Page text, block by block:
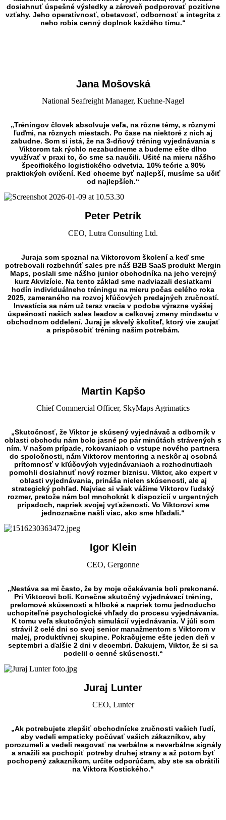
dosiahnuť úspešné výsledky a zároveň podporovať pozitívne
vzťahy. Jeho operatívnosť, obetavosť, odbornosť a integrita z
neho robia cenný doplnok každého tímu.“
Jana Mošovská
National Seafreight Manager, Kuehne-Nagel
„Tréningov človek absolvuje veľa, na rôzne témy, s rôznymi
ľuďmi, na rôznych miestach. Po čase na niektoré z nich aj
zabudne. Som si istá, že na 3-dňový tréning vyjednávania s
Viktorom tak rýchlo nezabudneme a budeme ešte dlho
využívať v praxi to, čo sme sa naučili. Ušité na mieru nášho
špecifického logistického odvetvia. 10% teórie a 90%
praktických cvičení. Keď chceme byť najlepší, musíme sa učiť
od najlepších.“
Peter Petrík
CEO, Lutra Consulting Ltd.
Juraja som spoznal na Viktorovom školení a keď sme
potrebovali rozbehnúť sales pre náš B2B SaaS produkt Mergin
Maps, poslali sme nášho junior obchodníka na jeho verejný
kurz Akvizície. Na tento základ sme nadviazali desiatkami
hodín individuálneho tréningu na mieru počas celého roka
2025, zameraného na rozvoj kľúčových predajných zručností.
Investícia sa nám už teraz vracia v podobe výrazne vyššej
úspešnosti našich sales leadov a celkovej zmeny mindsetu v
obchodnom oddelení. Juraj je skvelý školiteľ, ktorý vie zaujať
a prispôsobiť tréning našim potrebám.
Martin Kapšo
Chief Commercial Officer, SkyMaps Agrimatics
„Skutočnosť, že Viktor je skúsený vyjednávač a odborník v
oblasti obchodu nám bolo jasné po pár minútách strávených s
ním. V našom prípade, rokovaniach o vstupe nového partnera
do spoločnosti, nám Viktorov mentoring a neskôr aj osobná
prítomnosť v kľúčových vyjednávaniach a rozhodnutiach
pomohli dosiahnuť nový rozmer biznisu. Viktor, ako expert v
oblasti vyjednávania, prináša nielen skúsenosti, ale aj
strategický pohľad. Najviac si však vážime Viktorov ľudský
rozmer, pretože nám bol mnohokrát k dispozícií v urgentných
prípadoch, napriek svojej vyťaženosti. Vo Viktorovi sme
jednoznačne našli viac, ako sme hľadali.“
Igor Klein
CEO, Gergonne
„Nestáva sa mi často, že by moje očakávania boli prekonané.
Pri Viktorovi boli. Konečne skutočný vyjednávací tréning,
prelomové skúsenosti a hlboké a napriek tomu jednoducho
uchopiteľné psychologické vhľady do procesu vyjednávania.
K tomu veľa skutočných simulácií vyjednávania. V júli som
strávil 2 celé dni so svoj senior manažmentom s Viktorom v
malej, produktívnej skupine. Pokračujeme ešte jeden deň v
septembri a ďalšie 2 dni v decembri. Ďakujem, Viktor, že si sa
podelil o cenné skúsenosti.“
Juraj Lunter
CEO, Lunter
„Ak potrebujete zlepšiť obchodnícke zručnosti vašich ľudí,
aby vedeli empaticky počúvať vašich zákazníkov, aby
porozumeli a vedeli reagovať na verbálne a neverbálne signály
a snažili sa pochopiť potreby druhej strany a až potom byť
pochopený zakazníkom, určite odporúčam, aby ste sa obrátili
na Viktora Kostického.“